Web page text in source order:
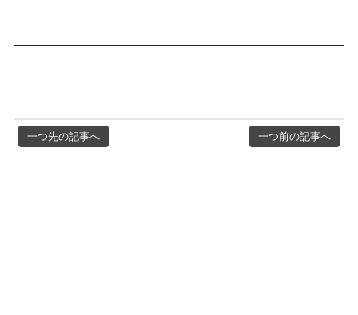
一つ先の記事へ 一つ前の記事へ